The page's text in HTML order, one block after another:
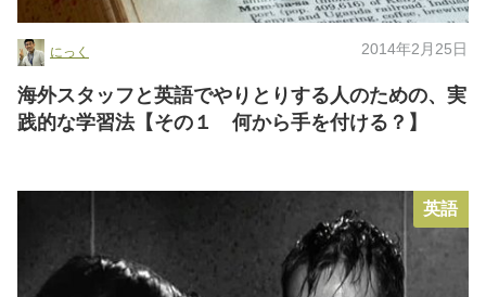
にっく 2014年2月25日
海外スタッフと英語でやりとりする人のための、実
践的な学習法【その１ 何から手を付ける？】
英語